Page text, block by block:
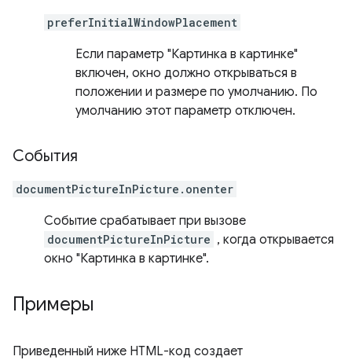
preferInitialWindowPlacement
Если параметр "Картинка в картинке"
включен, окно должно открываться в
положении и размере по умолчанию. По
умолчанию этот параметр отключен.
События
documentPictureInPicture.onenter
Событие срабатывает при вызове
documentPictureInPicture , когда открывается
окно "Картинка в картинке".
Примеры
Приведенный ниже HTML-код создает